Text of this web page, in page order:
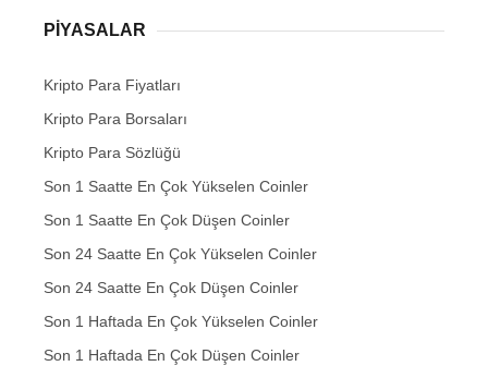
PIYASALAR
Kripto Para Fiyatları
Kripto Para Borsaları
Kripto Para Sözlüğü
Son 1 Saatte En Çok Yükselen Coinler
Son 1 Saatte En Çok Düşen Coinler
Son 24 Saatte En Çok Yükselen Coinler
Son 24 Saatte En Çok Düşen Coinler
Son 1 Haftada En Çok Yükselen Coinler
Son 1 Haftada En Çok Düşen Coinler